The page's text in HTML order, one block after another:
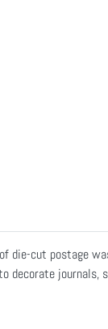
die-cut postage
decorate journals,